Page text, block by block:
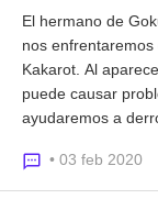
El hermano de
nos
Kakarot. Al
puede causar
ayudaremos a
• 03 feb 2020